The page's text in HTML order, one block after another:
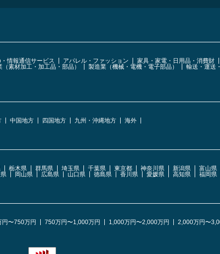
・情報通信サービス アパレル・ファッション 家具・家電・日用品・消費財
素材加工・加工品・部品） 製造業（機械・電機・電子部品） 輸送・運送
中国地方 四国地方 九州・沖縄地方 海外
栃木県 群馬県 埼玉県 千葉県 東京都 神奈川県 新潟県 富山県
岡山県 広島県 山口県 徳島県 香川県 愛媛県 高知県 福岡県
円〜750万円 750万円〜1,000万円 1,000万円〜2,000万円 2,000万円〜